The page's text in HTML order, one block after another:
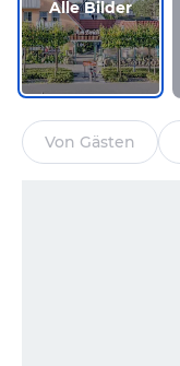
Alle Bilder
Von Gästen